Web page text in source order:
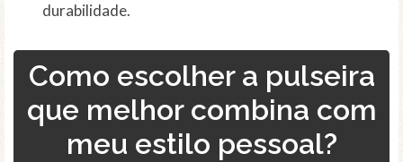
durabilidade.
Como escolher a pulseira
que melhor combina com
meu estilo pessoal?